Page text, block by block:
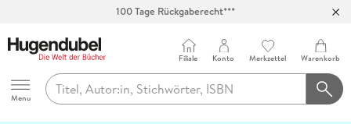
100 Tage Rückgaberecht***
Hugendubel
Menu
Filiale Konto Merkzettel Warenkorb